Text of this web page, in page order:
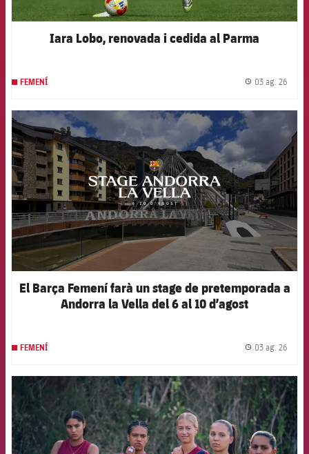
Iara Lobo, renovada i cedida al Parma
FEMENÍ 03 ag. 26
FCB Barcelona badge
El Barça Femení farà un stage de pretemporada a
Andorra la Vella del 6 al 10 d’agost
FEMENÍ 03 ag. 26
FCB Barcelona badge